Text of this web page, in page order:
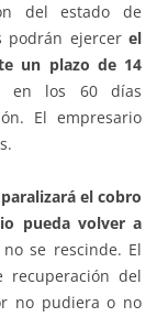
del estado de
podrán ejercer el
un plazo de 14
en los 60 días
El empresario
el cobro
pueda volver a
se rescinde. El
recuperación del
no pudiera o no